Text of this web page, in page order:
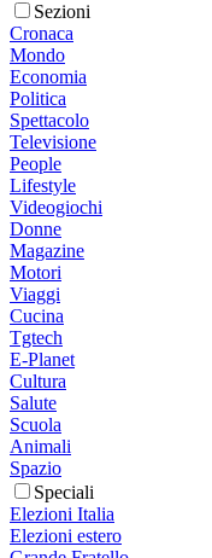
Sezioni
Cronaca
Mondo
Economia
Politica
Spettacolo
Televisione
People
Lifestyle
Videogiochi
Donne
Magazine
Motori
Viaggi
Cucina
Tgtech
E-Planet
Cultura
Salute
Scuola
Animali
Spazio
Speciali
Elezioni Italia
Elezioni estero